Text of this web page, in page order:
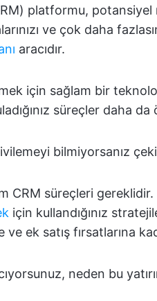
platformu,
ve çok daha
aracıdır.
için sağlam bir
süreçler daha da
bilmiyorsanız
CRM süreçleri gereklidir.
için kullandığınız
ek satış fırsatlarına
neden bu